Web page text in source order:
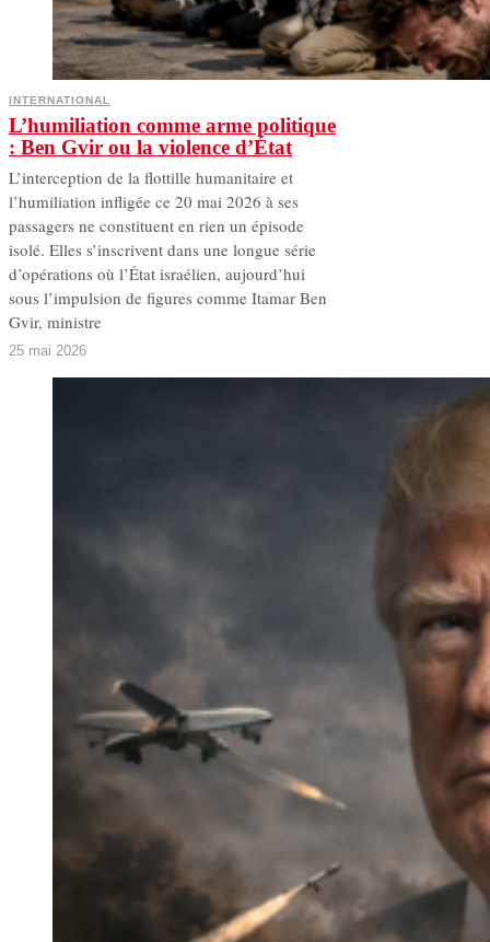
INTERNATIONAL
L’humiliation comme arme politique
: Ben Gvir ou la violence d’État
L’interception de la flottille humanitaire et
l’humiliation infligée ce 20 mai 2026 à ses
passagers ne constituent en rien un épisode
isolé. Elles s’inscrivent dans une longue série
d’opérations où l’État israélien, aujourd’hui
sous l’impulsion de figures comme Itamar Ben
Gvir, ministre
25 mai 2026